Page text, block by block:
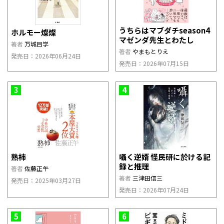
ホルモー燦燦
著者 万城目学
発売日：2026年06月24日
うちらはマブダチseason4
マゼンダ先生とわたし
著者 やまもとりえ
発売日：2026年07月15日
3
熟柿
著者 佐藤正午
発売日：2025年03月27日
4
囁く逆婿 怪民研に於ける記
録と推理
著者 三津田信三
発売日：2026年07月24日
5 6